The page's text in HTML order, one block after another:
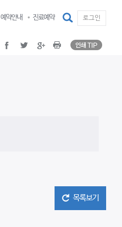
로그인
검색
예약안내 진료예약
Print
facebook
twitter google plus
목록보기